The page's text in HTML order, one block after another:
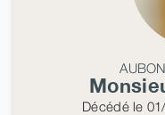
Décédéle